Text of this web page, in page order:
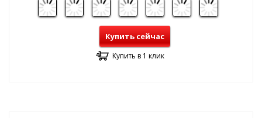
Купить сейчас
Купить в 1 клик